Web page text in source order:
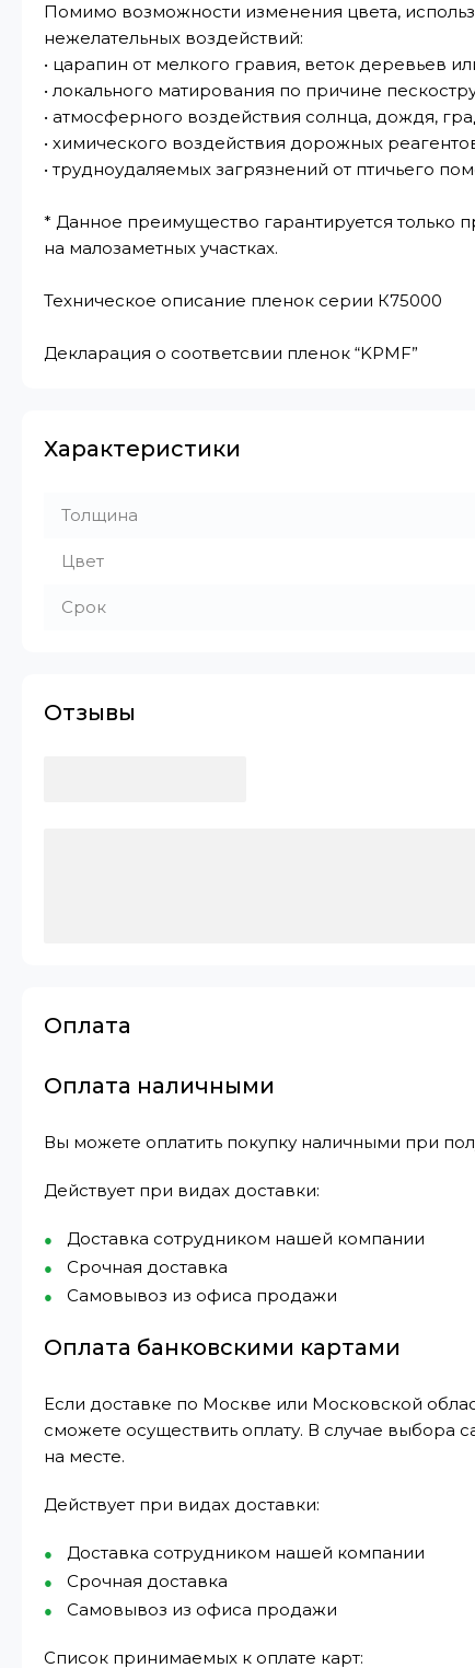
Помимо возможности изменения цвета,
нежелательных воздействий:
• царапин от мелкого гравия, веток деревьев
• локального матирования по причине
• атмосферного воздействия солнца, дождя,
• химического воздействия дорожных
• трудноудаляемых загрязнений от птичьего
* Данное преимущество гарантируется только
на малозаметных участках.
Техническое описание пленок серии К75000
Декларация о соответсвии пленок “KPMF”
Характеристики
Толщина
Цвет
Срок
Отзывы
Оплата
Оплата наличными
Вы можете оплатить покупку наличными при
Действует при видах доставки:
Доставка сотрудником нашей компании
Срочная доставка
Самовывоз из офиса продажи
Оплата банковскими картами
Если доставке по Москве или Московской
сможете осуществить оплату. В случае выбора
на месте.
Действует при видах доставки:
Доставка сотрудником нашей компании
Срочная доставка
Самовывоз из офиса продажи
Список принимаемых к оплате карт: